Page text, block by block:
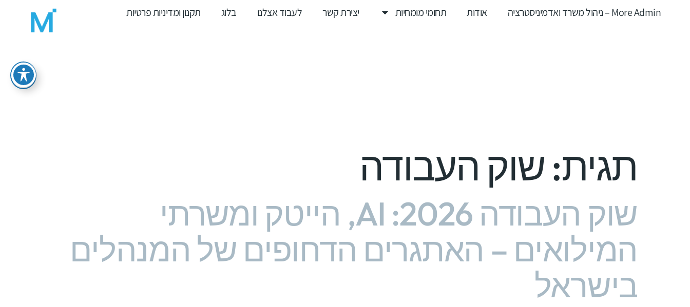
More Admin – ניהול משרד ואדמיניסטרציה אודות תחומי מומחיות יצירת קשר לעבוד אצלנו בלוג תקנון ומדיניות פרטיות
תגית:שוק העבודה
שוק העבודה 2026: AI, הייטק ומשרתי
המילואים – האתגרים הדחופים של המנהלים
בישראל